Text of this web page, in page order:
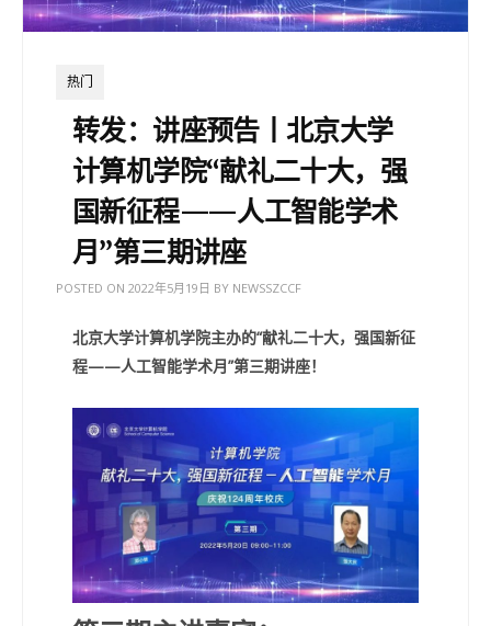
热门
转发：讲座预告丨北京大学
计算机学院“献礼二十大，强
国新征程——人工智能学术
月”第三期讲座
POSTED ON 2022年5月19日 BY NEWSSZCCF
北京大学计算机学院主办的“献礼二十大，强国新征
程——人工智能学术月”第三期讲座！